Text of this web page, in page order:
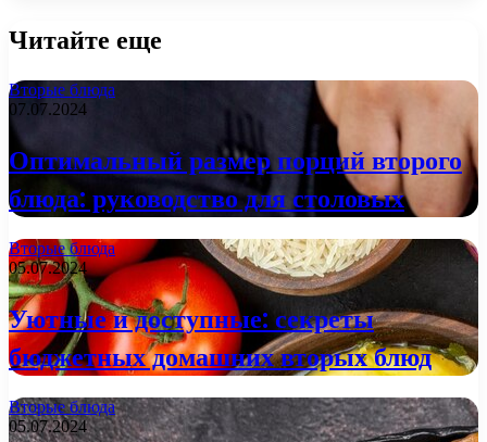
Читайте еще
Вторые блюда
07.07.2024
Оптимальный размер порций второго
блюда: руководство для столовых
Вторые блюда
05.07.2024
Уютные и доступные: секреты
бюджетных домашних вторых блюд
Вторые блюда
05.07.2024